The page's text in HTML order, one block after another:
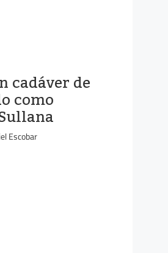
cadáver de
como
Escobar